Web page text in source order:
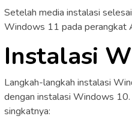
Setelah media instalasi
Windows 11 pada perangkat
Instalasi
Langkah-langkah instalasi
dengan instalasi Windows
singkatnya: